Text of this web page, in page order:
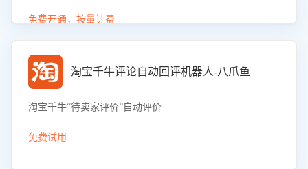
销诉求，帮助企业制定个性化赠品组合策略，优化资源投放
免费开通，按量计费
淘宝千牛评论自动回评机器人-八爪鱼
淘宝千牛“待卖家评价”自动评价
免费试用